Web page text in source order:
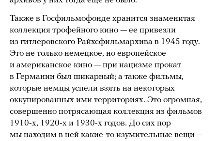
Также в Госфильмофонде хранится знаменитая
коллекция трофейного кино — ее привезли
из гитлеровского Райхсфильмархива в 1945 году.
Это не только немецкое, но европейское
и американское кино — при нацизме прокат
в Германии был шикарный; а также фильмы,
которые немцы успели взять на некоторых
оккупированных ими территориях. Это огромная,
совершенно потрясающая коллекция из фильмов
1910-х, 1920-х и 1930-х годов. До сих пор
мы находим в ней какие-то изумительные вещи —